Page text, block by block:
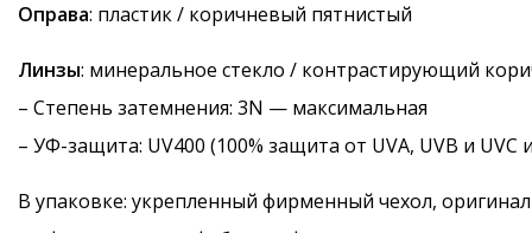
Оправа: пластик / коричневый пятнистый
Линзы: минеральное стекло / контрастирующий
– Степень затемнения: 3N — максимальная
– УФ-защита: UV400 (100% защита от UVA, UVB и UVC
В упаковке: укрепленный фирменный чехол,